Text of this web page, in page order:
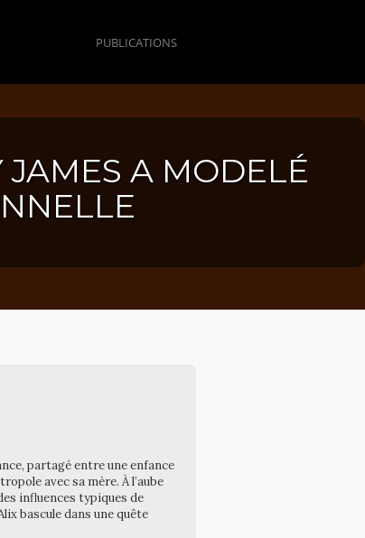
PUBLICATIONS
A MODELÉ
partagé entre une enfance
avec sa mère. À l’aube
influences typiques de
bascule dans une quête